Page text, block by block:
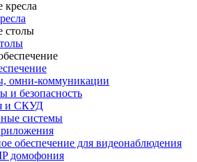
омни-коммуникации
и безопасность
и СКУД
системы
обеспечение для видеонаблюдения
домофония